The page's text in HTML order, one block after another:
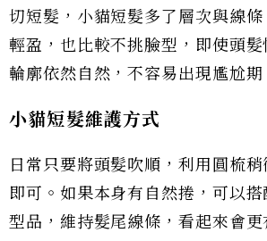
切短髮，小貓短髮多了層次與線
輕盈，也比較不挑臉型，即使頭
輪廓依然自然，不容易出現尷尬期
小貓短髮維護方式
日常只要將頭髮吹順，利用圓梳
即可。如果本身有自然捲，可以
型品，維持髮尾線條，看起來會更